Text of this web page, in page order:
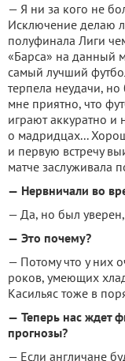
— Я ни за кого не
Исключение делаю
полуфинала Лиги
«Барса» на данный
самый лучший
терпела неудачи, но
мне при­ятно, что
игра­ют аккуратно и
о мадридцах...
и первую встречу
матче заслуживала
— Нервничали во
— Да, но был
— Это почему?
— Потому что у них
роков, умеющих
Касильяс тоже в
— Теперь нас ждет
прогнозы?
— Если англичане